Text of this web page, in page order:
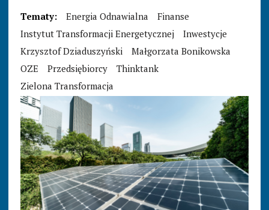
Tematy: Energia Odnawialna
Finanse
Instytut Transformacji Energetycznej
Inwestycje
Krzysztof Dziaduszyński
Małgorzata Bonikowska
OZE
Przedsiębiorcy
Thinktank
Zielona Transformacja